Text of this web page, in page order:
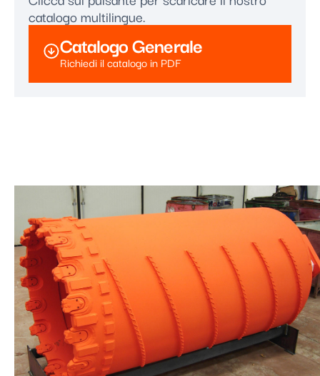
catalogo multilingue.
Catalogo Generale
Richiedi il catalogo in PDF